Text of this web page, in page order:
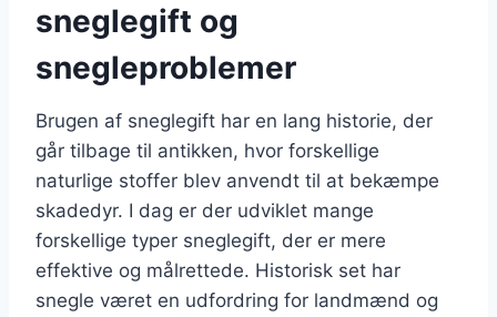
sneglegift og
snegleproblemer
Brugen af sneglegift har en lang historie, der
går tilbage til antikken, hvor forskellige
naturlige stoffer blev anvendt til at bekæmpe
skadedyr. I dag er der udviklet mange
forskellige typer sneglegift, der er mere
effektive og målrettede. Historisk set har
snegle været en udfordring for landmænd og